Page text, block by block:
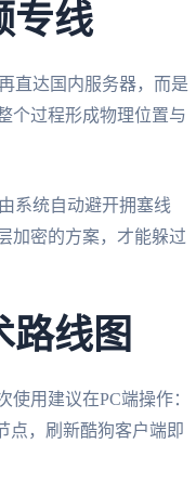
专线
直达国内服务器，而是
个过程形成物理位置与
系统自动避开拥塞线
加密的方案，才能躲过
路线图
用建议在PC端操作：
点，刷新酷狗客户端即